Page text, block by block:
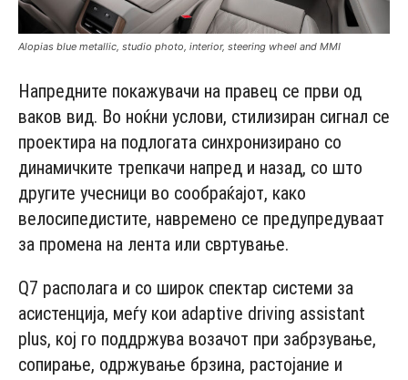
Alopias blue metallic, studio photo, interior, steering wheel and MMI
Напредните покажувачи на правец се први од
ваков вид. Во ноќни услови, стилизиран сигнал се
проектира на подлогата синхронизирано со
динамичките трепкачи напред и назад, со што
другите учесници во сообраќајот, како
велосипедистите, навремено се предупредуваат
за промена на лента или свртување.
Q7 располага и со широк спектар системи за
асистенција, меѓу кои adaptive driving assistant
plus, кој го поддржува возачот при забрзување,
сопирање, одржување брзина, растојание и